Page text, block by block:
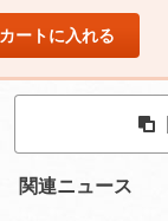
カートに入れる
関連ニュース